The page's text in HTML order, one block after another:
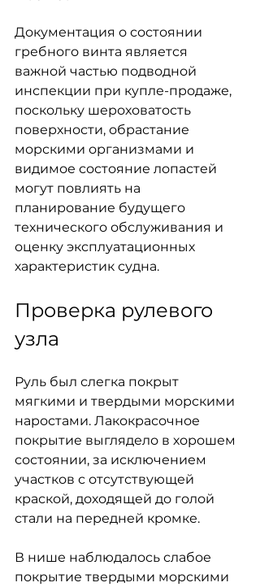
Документация о состоянии
гребного винта является
важной частью подводной
инспекции при купле-продаже,
поскольку шероховатость
поверхности, обрастание
морскими организмами и
видимое состояние лопастей
могут повлиять на
планирование будущего
технического обслуживания и
оценку эксплуатационных
характеристик судна.
Проверка рулевого
узла
Руль был слегка покрыт
мягкими и твердыми морскими
наростами. Лакокрасочное
покрытие выглядело в хорошем
состоянии, за исключением
участков с отсутствующей
краской, доходящей до голой
стали на передней кромке.
В нише наблюдалось слабое
покрытие твердыми морскими